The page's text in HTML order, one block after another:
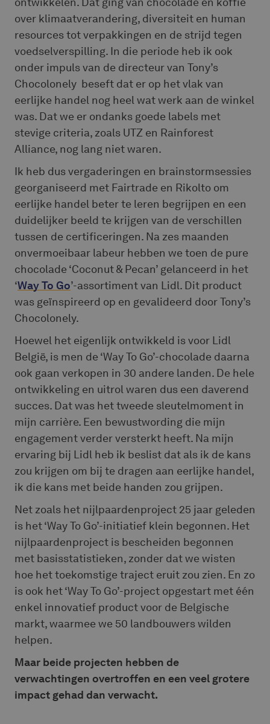
over klimaatverandering, diversiteit en human
resources tot verpakkingen en de strijd tegen
voedselverspilling. In die periode heb ik ook
onder impuls van de directeur van Tony’s
Chocolonely beseft dat er op het vlak van
eerlijke handel nog heel wat werk aan de winkel
was. Dat we er ondanks goede labels met
stevige criteria, zoals UTZ en Rainforest
Alliance, nog lang niet waren.
Ik heb dus vergaderingen en brainstormsessies
georganiseerd met Fairtrade en Rikolto om
eerlijke handel beter te leren begrijpen en een
duidelijker beeld te krijgen van de verschillen
tussen de certificeringen. Na zes maanden
onvermoeibaar labeur hebben we toen de pure
chocolade ‘Coconut & Pecan’ gelanceerd in het
‘Way To Go’-assortiment van Lidl. Dit product
was geïnspireerd op en gevalideerd door Tony’s
Chocolonely.
Hoewel het eigenlijk ontwikkeld is voor Lidl
België, is men de ‘Way To Go’-chocolade daarna
ook gaan verkopen in 30 andere landen. De hele
ontwikkeling en uitrol waren dus een daverend
succes. Dat was het tweede sleutelmoment in
mijn carrière. Een bewustwording die mijn
engagement verder versterkt heeft. Na mijn
ervaring bij Lidl heb ik beslist dat als ik de kans
zou krijgen om bij te dragen aan eerlijke handel,
ik die kans met beide handen zou grijpen.
Net zoals het nijlpaardenproject 25 jaar geleden
is het ‘Way To Go’-initiatief klein begonnen. Het
nijlpaardenproject is bescheiden begonnen
met basisstatistieken, zonder dat we wisten
hoe het toekomstige traject eruit zou zien. En zo
is ook het ‘Way To Go’-project opgestart met één
enkel innovatief product voor de Belgische
markt, waarmee we 50 landbouwers wilden
helpen.
Maar beide projecten hebben de
verwachtingen overtroffen en een veel grotere
impact gehad dan verwacht.